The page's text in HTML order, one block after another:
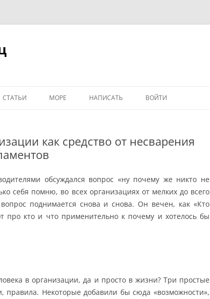
СТАТЬИ МОРЕ НАПИСАТЬ ВОЙТИ
как средство от несварения
обсуждался вопрос «ну почему же никто не
себя помню, во всех организациях от мелких до всего
вопрос поднимается снова и снова. Он вечен, как «Кто
про кто и что применительно к почему и хотелось бы
в организации, да и просто в жизни? Три простые
правила. Некоторые добавили бы сюда «возможности»,